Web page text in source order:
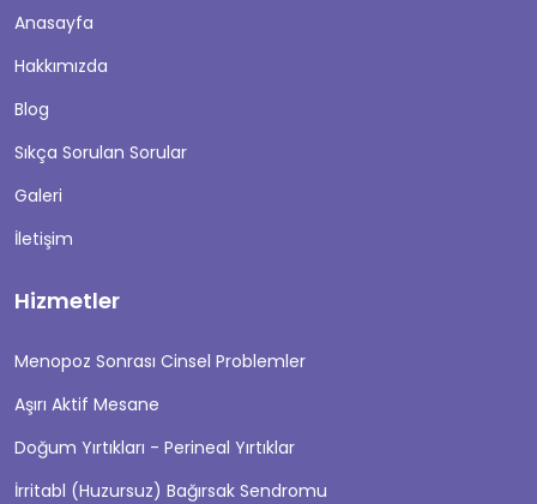
Anasayfa
Hakkımızda
Blog
Sıkça Sorulan Sorular
Galeri
İletişim
Hizmetler
Menopoz Sonrası Cinsel Problemler
Aşırı Aktif Mesane
Doğum Yırtıkları - Perineal Yırtıklar
İrritabl (Huzursuz) Bağırsak Sendromu